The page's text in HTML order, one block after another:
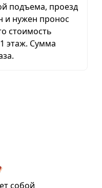
подъема, проезд
и нужен пронос
стоимость
этаж. Сумма
собой